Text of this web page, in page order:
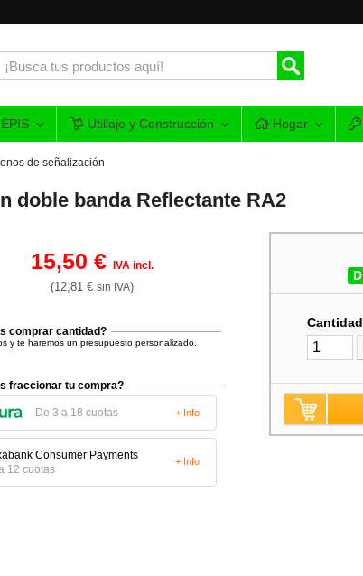
Utillaje y Construcción Hogar
de señalización
doble banda Reflectante RA2
15,50 €IVA incl.
(12,81 €sin IVA)
comprar cantidad?
y te haremos un presupuesto personalizado.
fraccionar tu compra?
De 3 a 18 cuotas + Info
12 cuotas
+ Info
Cantidad